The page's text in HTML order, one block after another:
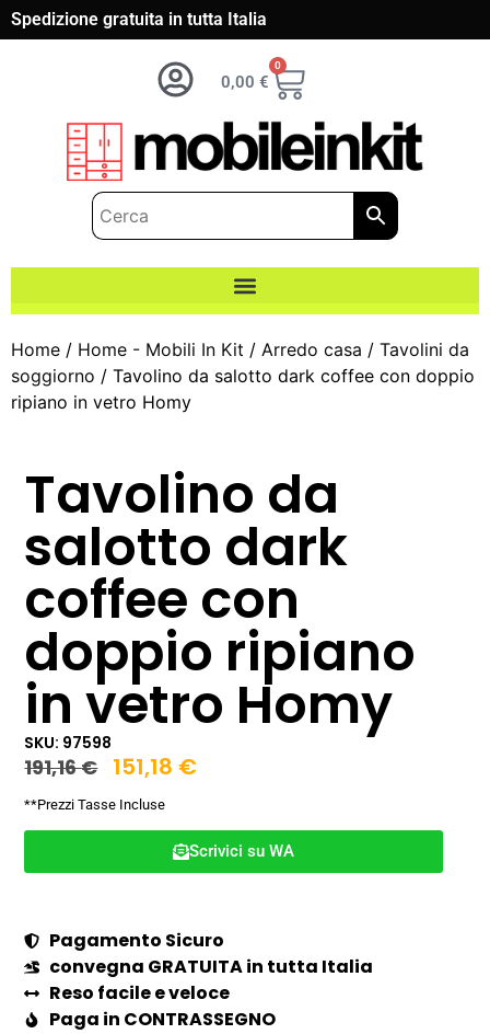
Spedizione gratuita in tutta Italia
0,00 €
0
Home / Home - Mobili In Kit / Arredo casa / Tavolini da
soggiorno / Tavolino da salotto dark coffee con doppio
ripiano in vetro Homy
Tavolino da
salotto dark
coffee con
doppio ripiano
in vetro Homy
SKU: 97598
191,16€ 151,18 €
**Prezzi Tasse Incluse
Scrivici su WA
Pagamento Sicuro
convegna GRATUITA in tutta Italia
Reso facile e veloce
Paga in CONTRASSEGNO